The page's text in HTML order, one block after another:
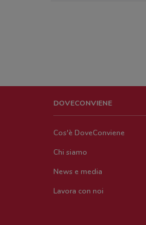
DOVECONVIENE
Cos'è DoveConviene
Chi siamo
News e media
Lavora con noi